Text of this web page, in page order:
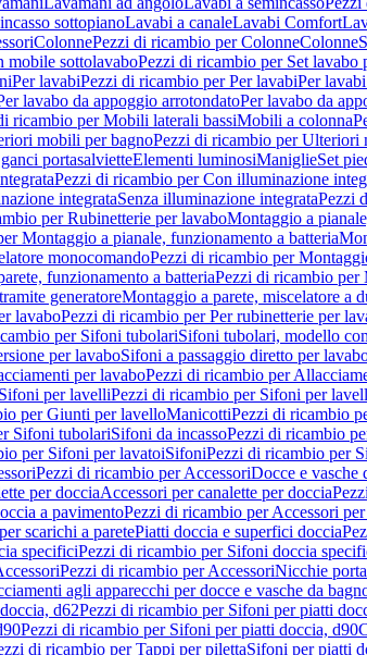
sottopianoLavabi a canaleLavabi Comfort
ColonnePezzi di ricambio per ColonneColonne
mobile sottolavaboPezzi di ricambio per Set
Per lavabiPezzi di ricambio per Per lavabiPer
lavabo da appoggio arrotondatoPer lavabo da
ricambio per Mobili laterali bassiMobili a colonna
mobili per bagnoPezzi di ricambio per Ulteriori
portasalvietteElementi luminosiManiglieSet
Pezzi di ricambio per Con illuminazione
integrataSenza illuminazione integrataPezzi
per Rubinetterie per lavaboMontaggio a
Montaggio a pianale, funzionamento a batteria
monocomandoPezzi di ricambio per
funzionamento a batteriaPezzi di ricambio per
generatoreMontaggio a parete, miscelatore a
lavaboPezzi di ricambio per Per rubinetterie per
per Sifoni tubolariSifoni tubolari, modello
per lavaboSifoni a passaggio diretto per
per lavaboPezzi di ricambio per
Sifoni per lavelliPezzi di ricambio per Sifoni per
per Giunti per lavelloManicottiPezzi di ricambio
Sifoni tubolariSifoni da incassoPezzi di ricambio
per Sifoni per lavatoiSifoniPezzi di ricambio per
Pezzi di ricambio per AccessoriDocce e vasche
per docciaAccessori per canalette per doccia
a pavimentoPezzi di ricambio per Accessori
scarichi a paretePiatti doccia e superfici doccia
specificiPezzi di ricambio per Sifoni doccia
Pezzi di ricambio per AccessoriNicchie
agli apparecchi per docce e vasche da
d62Pezzi di ricambio per Sifoni per piatti
Pezzi di ricambio per Sifoni per piatti doccia, d90
di ricambio per Tappi per pilettaSifoni per piatti